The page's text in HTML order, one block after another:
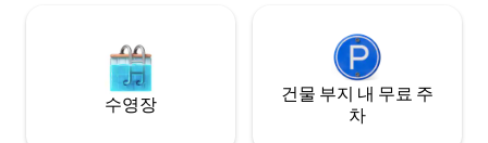
수영장
건물 부지 내 무료 주
차